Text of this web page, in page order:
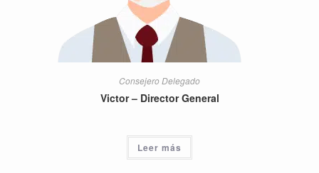
Consejero Delegado
Victor – Director General
Leer más